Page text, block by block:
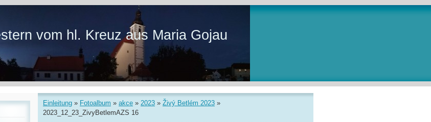
vom hl. Kreuz aus Maria Gojau
Einleitung » Fotoalbum » akce » 2023 » Živý Betlém 2023 »
2023_12_23_ZivyBetlemAZS 16